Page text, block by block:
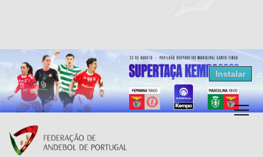
Resultados Andebol
Federação de Andebol de Portugal
Grátis - Disponivel na Play Store
Instalar